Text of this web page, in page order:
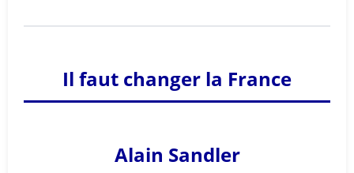
Il faut changer la France
Alain Sandler